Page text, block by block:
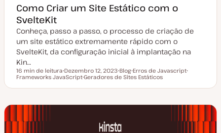
Como Criar um Site Estático com o
SvelteKit
Conheça, passo a passo, o processo de criação de
um site estático extremamente rápido com o
SvelteKit, da configuração inicial à implantação na
Kin…
Tempo de leitura
16 min de leitura
D
t
d
Dezembro 12, 2023
T
p
d
r
t
Blog
T
p
c
Erros de Javascript
p
c
Frameworks JavaScript
ó
i
Geradores de Sites Estáticos